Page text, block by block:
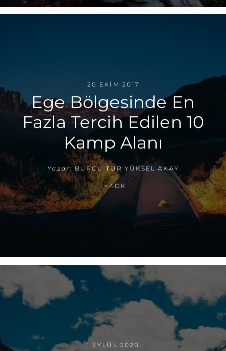
20 EKIM 2017
Ege Bölgesinde En
Fazla Tercih Edilen 10
Kamp Alanı
Yazar: BURCU TUR YÜKSEL AKAY
~4DK
1 EYLÜL 2020